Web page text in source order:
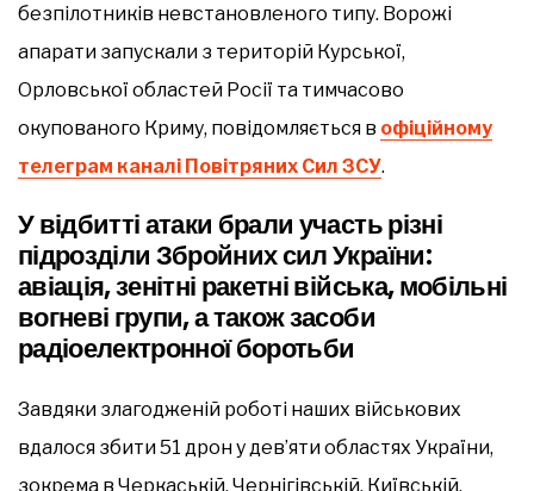
безпілотників невстановленого типу. Ворожі
апарати запускали з територій Курської,
Орловської областей Росії та тимчасово
окупованого Криму, повідомляється в офіційному
телеграм каналі Повітряних Сил ЗСУ.
У відбитті атаки брали участь різні
підрозділи Збройних сил України:
авіація, зенітні ракетні війська, мобільні
вогневі групи, а також засоби
радіоелектронної боротьби
Завдяки злагодженій роботі наших військових
вдалося збити 51 дрон у дев’яти областях України,
зокрема в Черкаській, Чернігівській, Київській,